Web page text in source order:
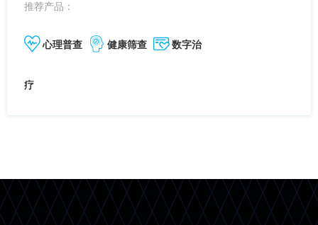
推荐产品：
心理普查 健康筛查 数字治
疗